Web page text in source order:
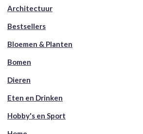
Architectuur
Bestsellers
Bloemen & Planten
Bomen
Dieren
Eten en Drinken
Hobby's en Sport